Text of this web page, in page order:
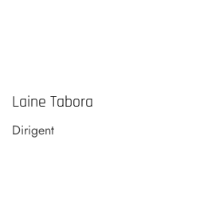
Laine Tabora
Dirigent